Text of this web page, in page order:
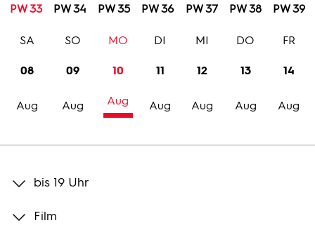
Programm
Trailer
Bilder
PW 33 PW 34 PW 35 PW 36 PW 37 PW 38 PW 39
08
Aug
SA
09
Aug
SO
10
Aug
MO
11
Aug
DI
12
Aug
MI
13
Aug
DO
14
Aug
FR
bis 19 Uhr
Film